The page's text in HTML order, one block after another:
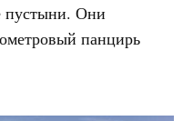
пустыни. Они
панцирь